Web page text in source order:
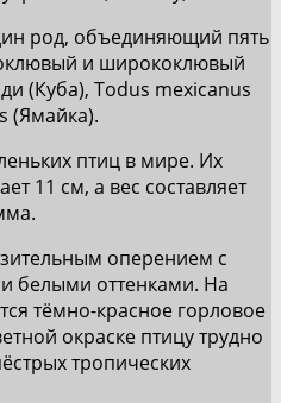
род, объединяющий пять
и ширококлювый
(Куба), Todus mexicanus
(Ямайка).
птиц в мире. Их
11 см, а вес составляет
оперением с
белыми оттенками. На
тёмно-красное горловое
окраске птицу трудно
тропических